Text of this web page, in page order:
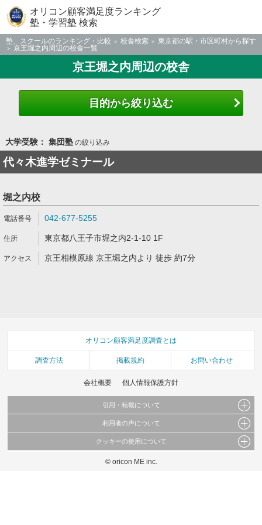
オリコン顧客満足度ランキング
塾・学習塾 検索
塾、スクールのランキング・比較 校舎検索
東京都の駅・市区町村から探す
京王堀之内周辺の校舎一覧
京王堀之内周辺の校舎
目的から絞り込む
大学受験： 集団塾の絞り込み
代々木進学ゼミナール
堀之内校
042-677-5255
東京都八王子市堀之内2-1-10 1F
京王相模原線 京王堀之内より 徒歩 約7分
オリコン顧客満足度調査とは
調査方法 掲載規約 お問い合わせ
会社概要 個人情報保護方針
引用・転載について
当サイトで公開されている情報（文字、写真、イラスト、画像データ等）及びこれらの配
これらの情報を権利者の許可なく無断転載・複製などの二次利用を行うことは固く禁じて
利用者の声について
当サイトに掲載している内容はすべてサービスの利用者が提出された見解・感想です。
弊社の見解・ 意見ではないことをご理解いただいた上でご覧ください。
クッキーの使用について
このサイトでは Cookie を使用して、ユーザーに合わせたコンテンツや広告の表示、ソー
© oricon ME inc.